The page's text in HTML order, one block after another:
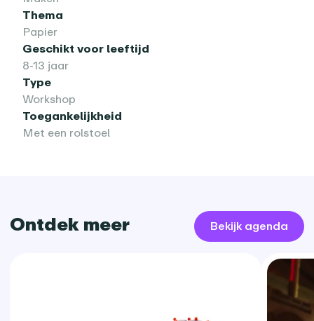
Thema
Papier
Geschikt voor leeftijd
8-13 jaar
Type
Workshop
Toegankelijkheid
Met een rolstoel
Ontdek meer Bekijk agenda